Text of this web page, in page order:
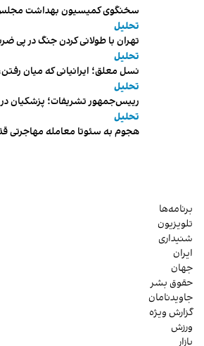
سخنگوی کمیسیون بهداشت مجلس: حذف ارز دارو می‌تواند
تحلیل
تهران با طولانی کردن جنگ در پی
تحلیل
نسل معلق؛ ایرانیانی که میان
تحلیل
رییس‌جمهور تشریفات؛ پزشکیان
تحلیل
هجوم به سئوتا معامله مهاجرتی
برنامه‌ها
تلویزیون
شنیداری
ایران
جهان
حقوق بشر
جاویدنامان
گزارش ویژه
ورزش
بازار